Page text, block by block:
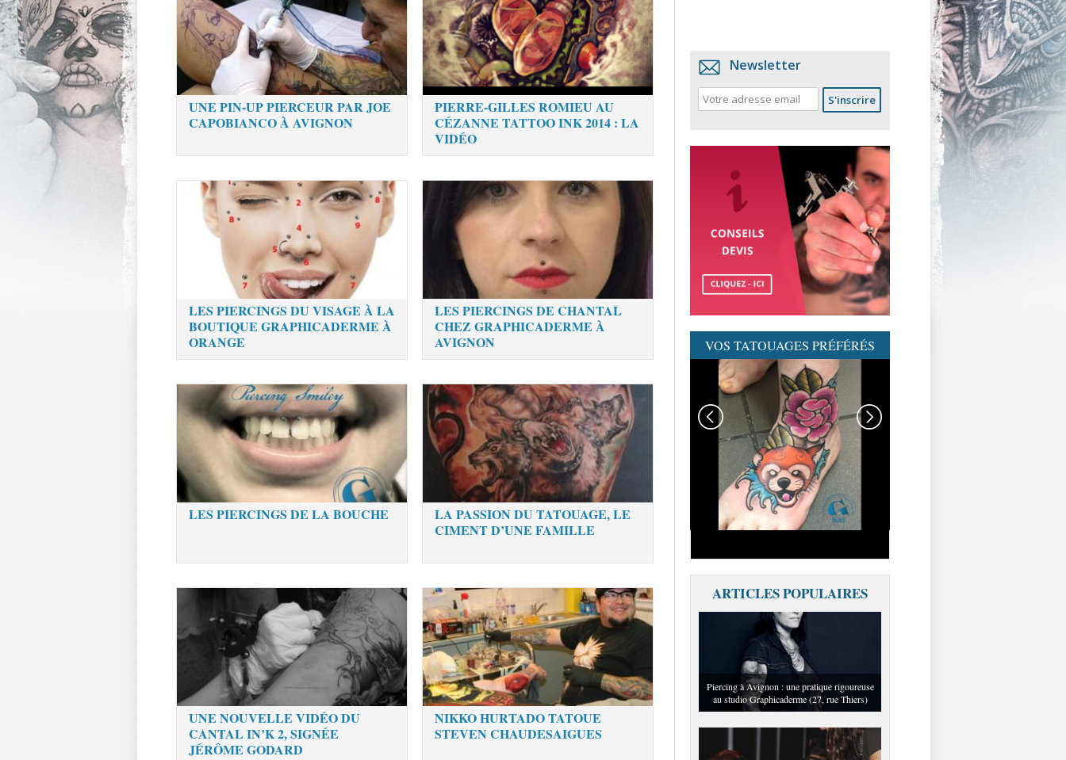
UNE PIN-UP PIERCEUR PAR JOE
CAPOBIANCO À AVIGNON
PIERRE-GILLES ROMIEU AU
CÉZANNE TATTOO INK 2014 : LA
VIDÉO
LES PIERCINGS DU VISAGE À LA
BOUTIQUE GRAPHICADERME À
ORANGE
LES PIERCINGS DE CHANTAL
CHEZ GRAPHICADERME À
AVIGNON
LES PIERCINGS DE LA BOUCHE
LA PASSION DU TATOUAGE, LE
CIMENT D’UNE FAMILLE
UNE NOUVELLE VIDÉO DU
CANTAL IN’K 2, SIGNÉE
JÉRÔME GODARD
NIKKO HURTADO TATOUE
STEVEN CHAUDESAIGUES
Newsletter
VOS TATOUAGES PRÉFÉRÉS
GRAPHICADERME-
TATOUAGENEOTRAD-
NEOTRAD-AVIGNON-
MEILLEURSTATOUEURS
ARTICLES POPULAIRES
Piercing à Avignon : une pratique rigoureuse
au studio Graphicaderme (27, rue Thiers)